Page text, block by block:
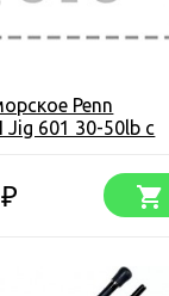
Penn
Jig 601 30-50lb c
₽